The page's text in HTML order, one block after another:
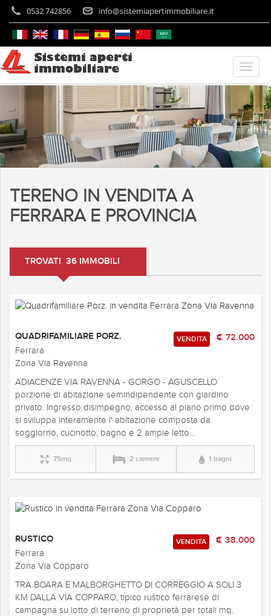
0532 742856 info@sistemiapertimmobiliare.it
TERENO IN VENDITA A
FERRARA E PROVINCIA
TROVATI 36 IMMOBILI
€ 72.000
VENDITA
QUADRIFAMILIARE PORZ.
Ferrara
Zona Via Ravenna
ADIACENZE VIA RAVENNA - GORGO - AGUSCELLO
porzione di abitazione semindipendente con giardino
privato. Ingresso disimpegno, accesso al piano primo dove
si sviluppa interamente l' abitazione composta da
soggiorno, cucinotto, bagno e 2 ampie letto...
75mq 2 camere 1 bagni
€ 38.000
VENDITA
RUSTICO
Ferrara
Zona Via Copparo
TRA BOARA E MALBORGHETTO DI CORREGGIO A SOLI 3
KM DALLA VIA COPPARO, tipico rustico ferrarese di
campagna su lotto di terreno di proprietà per totali mq.